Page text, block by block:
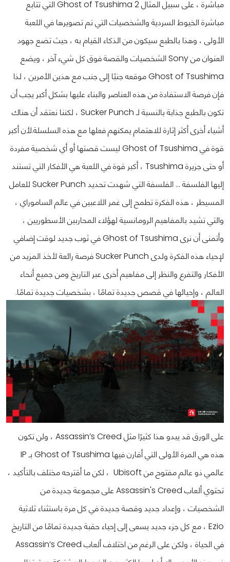
مباشرة ، على سبيل المثال Ghost of Tsushima 2 التي تتابع
مباشرة الخيوط السردية والشخصيات التي تم تصويرها في اللعبة
الأولى ، وهذا بالطبع سيكون من الذكاء القيام به ، حيث تضع جهود
العنوان من Sony الشخصيات والقصة فوق كل شيء آخر ، ويضع
Ghost of Tsushima موقعه جنبًا إلى جنب مع هذين الأمرين ، لذا
فإن فرصة الاستفادة من هذه العناصر والبناء عليها بشكل أكبر يجب أن
تكون بالطبع جذابة بالنسبة لـ Sucker Punch ، لكننا نعتقد أن هناك
أشياء أخرى أكثر إثارة للاهتمام يمكنهم فعلها مع هذه السلسلة.لأن أكبر
قوة في Ghost of Tsushima ليست قصتها أو أي شخصية مفردة
أو حتى جزيرة Tsushima ، أكبر قوة في اللعبة هي الأفكار التي تستند
إليها الفلسفة ... الفلسفة التي شهدت تحديد Sucker Punch للعامل
المسيطر ، هذه الفكرة تطمح إلى غمر اللاعبين في عالم الساموراي ،
والتي تشيد بالمفاهيم الرومانسية لهؤلاء المحاربين الأسطوريين ،
وأتمنى أن نرى Ghost of Tsushima في ثوب جديد لوقت إضافي
لإحياء هذه الفكرة ولدى Sucker Punch فرصة رائعة لأخذ المزيد من
الأفكار والتفرع والنظر إلى مفاهيم أخرى عبر التاريخ ومن جميع أنحاء
العالم ، وإحيائها في قصص جديدة تمامًا ، بشخصيات جديدة تمامًا.
على الورق قد يبدو هذا كثيرًا مثل Assassin’s Creed ، ولن تكون
هذه هي المرة الأولى التي أقارن فيها Ghost of Tsushima بـ IP
عالمي ذو عالم مفتوح من Ubisoft ، لكن ما أقترحه مختلف بالتأكيد ،
تحتوي ألعاب Assassin's Creed على مجموعة جديدة من
الشخصيات ، وإعداد جديد وقصة جديدة في كل مرة باستثناء ثلاثية
Ezio ، مع كل جزء جديد يسعى إلى إحياء حقبة جديدة تمامًا من التاريخ
في الحياة ، ولكن على الرغم من اختلاف ألعاب Assassin’s Creed